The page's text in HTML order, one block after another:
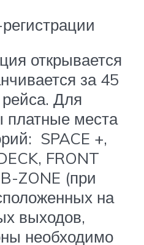
открывается
за 45
Для
платные места
SPACE +,
FRONT
ZONE (при
на
выходов,
необходимо